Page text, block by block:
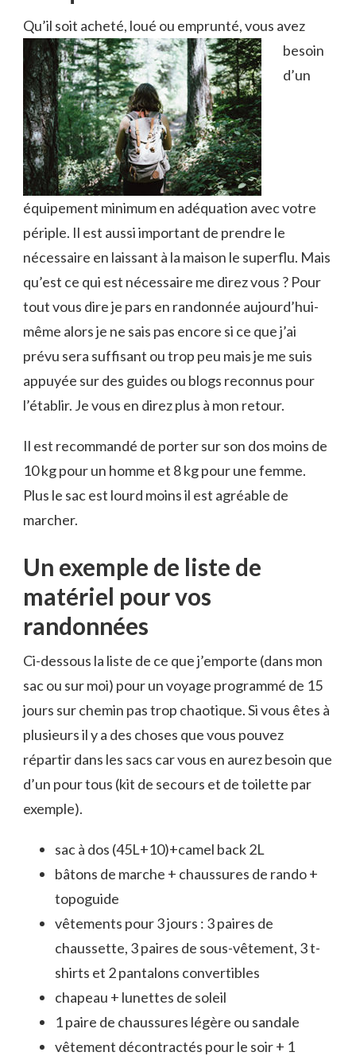
Qu’il soit acheté, loué ou emprunté, vous avez
besoin
d’un
équipement minimum en adéquation avec votre
périple. Il est aussi important de prendre le
nécessaire en laissant à la maison le superflu. Mais
qu’est ce qui est nécessaire me direz vous ? Pour
tout vous dire je pars en randonnée aujourd’hui-
même alors je ne sais pas encore si ce que j’ai
prévu sera suffisant ou trop peu mais je me suis
appuyée sur des guides ou blogs reconnus pour
l’établir. Je vous en direz plus à mon retour.
Il est recommandé de porter sur son dos moins de
10 kg pour un homme et 8 kg pour une femme.
Plus le sac est lourd moins il est agréable de
marcher.
Un exemple de liste de
matériel pour vos
randonnées
Ci-dessous la liste de ce que j’emporte (dans mon
sac ou sur moi) pour un voyage programmé de 15
jours sur chemin pas trop chaotique. Si vous êtes à
plusieurs il y a des choses que vous pouvez
répartir dans les sacs car vous en aurez besoin que
d’un pour tous (kit de secours et de toilette par
exemple).
sac à dos (45L+10)+camel back 2L
bâtons de marche + chaussures de rando +
topoguide
vêtements pour 3 jours : 3 paires de
chaussette, 3 paires de sous-vêtement, 3 t-
shirts et 2 pantalons convertibles
chapeau + lunettes de soleil
1 paire de chaussures légère ou sandale
vêtement décontractés pour le soir + 1